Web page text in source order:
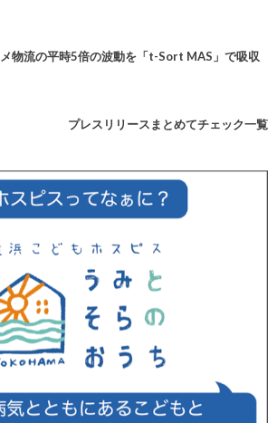
物流の平時5倍の波動を「t-Sort MAS」で吸収
プレスリリースまとめてチェック一覧